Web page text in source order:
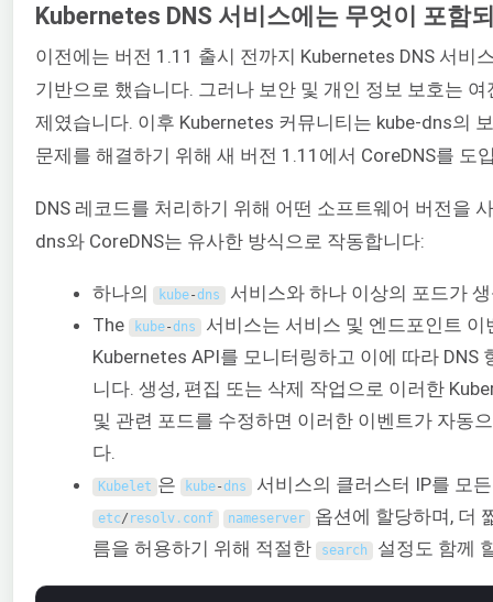
Kubernetes DNS 서비스에는 무엇이 포함
이전에는 버전 1.11 출시 전까지 Kubernetes DNS 서비
기반으로 했습니다. 그러나 보안 및 개인 정보 보호는
제였습니다. 이후 Kubernetes 커뮤니티는 kube-dns의
문제를 해결하기 위해 새 버전 1.11에서 CoreDNS를 도
DNS 레코드를 처리하기 위해 어떤 소프트웨어 버전을
dns와 CoreDNS는 유사한 방식으로 작동합니다:
하나의 kube-dns 서비스와 하나 이상의 포드가
The
kube-dns 서비스는 서비스 및 엔드포인트 이
Kubernetes API를 모니터링하고 이에 따라 DNS
니다. 생성, 편집 또는 삭제 작업으로 이러한
및 관련 포드를 수정하면 이러한 이벤트가 자동
다.
Kubelet 은 kube-dns 서비스의 클러스터 IP를 모
etc/ resolv. conf nameserver
옵션에 할당하며, 더
름을 허용하기 위해 적절한
search 설정도 함께